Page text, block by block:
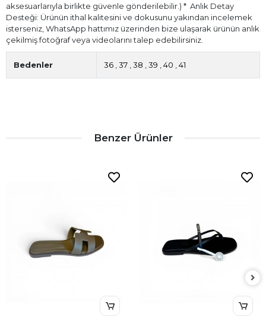
aksesuarlarıyla birlikte güvenle gönderilebilir.) * ⁠ Anlık Detay
Desteği: Ürünün ithal kalitesini ve dokusunu yakından incelemek
isterseniz, WhatsApp hattımız üzerinden bize ulaşarak ürünün anlık
çekilmiş fotoğraf veya videolarını talep edebilirsiniz.
Bedenler 36 37 38 39 40 41
Benzer Ürünler